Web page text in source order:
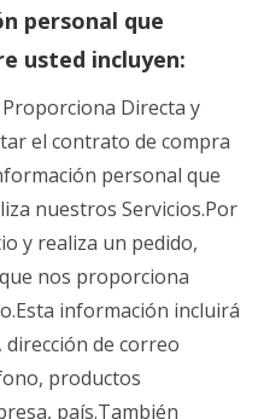
personal que
usted incluyen:
Directa y
el contrato de compra
personal que
nuestros Servicios.Por
y realiza un pedido,
nos proporciona
información incluirá
de correo
productos
país.También